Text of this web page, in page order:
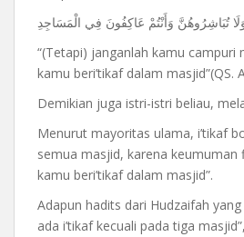
تُبَاشِرُوهُنَّ وَأَنْتُمْ عَاكِفُونَ فِي الْمَسَاجِدِ
“(Tetapi) janganlah kamu campuri
kamu beri’tikaf dalam masjid”(QS.
Demikian juga istri-istri beliau,
Menurut mayoritas ulama, i’tikaf
semua masjid, karena keumuman
kamu beri’tikaf dalam masjid”.
Adapun hadits dari Hudzaifah
ada i’tikaf kecuali pada tiga